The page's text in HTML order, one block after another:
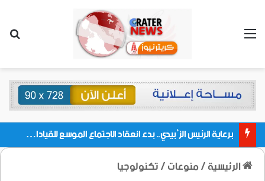
القائمة
برعاية الرئيس الزُبيدي.. بدء انعقاد الاجتماع الموسع للقيادات المحلية بالعاصمة ولمديريات وكتل مجلس العموم ومنسقيات الجامعة بالعاصمة عدن
الرئيسية/منوعات/تكنولوجيا